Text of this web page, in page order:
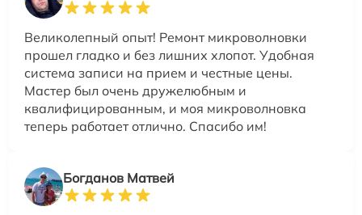
Великолепный опыт! Ремонт микроволновки
прошел гладко и без лишних хлопот. Удобная
система записи на прием и честные цены.
Мастер был очень дружелюбным и
квалифицированным, и моя микроволновка
теперь работает отлично. Спасибо им!
Богданов Матвей